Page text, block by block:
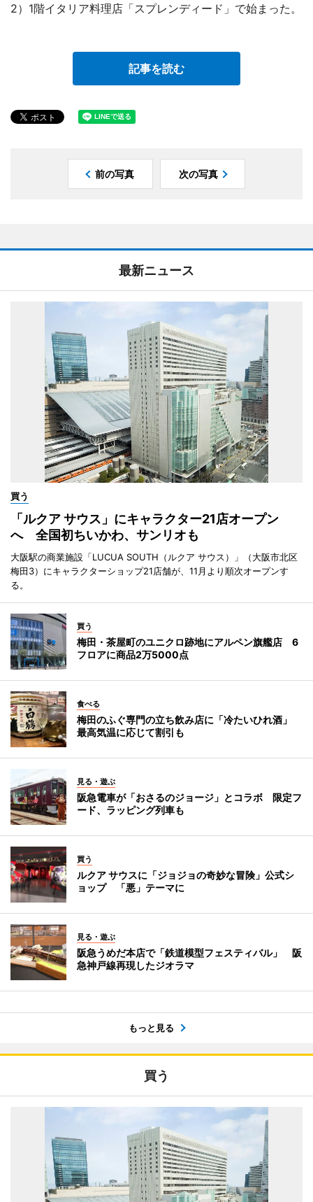
2）1階イタリア料理店「スプレンディード」で始まった。
記事を読む
前の写真 次の写真
最新ニュース
買う
「ルクア サウス」にキャラクター21店オープン
へ 全国初ちいかわ、サンリオも
大阪駅の商業施設「LUCUA SOUTH（ルクア サウス）」（大阪市北区
梅田3）にキャラクターショップ21店舗が、11月より順次オープンす
る。
買う
梅田・茶屋町のユニクロ跡地にアルペン旗艦店 6
フロアに商品2万5000点
食べる
梅田のふぐ専門の立ち飲み店に「冷たいひれ酒」
最高気温に応じて割引も
見る・遊ぶ
阪急電車が「おさるのジョージ」とコラボ 限定フ
ード、ラッピング列車も
買う
ルクア サウスに「ジョジョの奇妙な冒険」公式シ
ョップ 「悪」テーマに
見る・遊ぶ
阪急うめだ本店で「鉄道模型フェスティバル」 阪
急神戸線再現したジオラマ
もっと見る
買う